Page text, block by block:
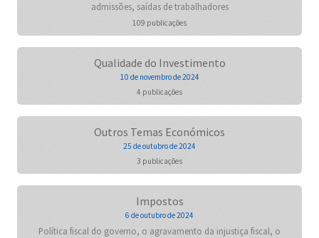
admissões, saídas de trabalhadores
109 publicações
Qualidade do Investimento
10 de novembro de 2024
4 publicações
Outros Temas Económicos
25 de outubro de 2024
3 publicações
Impostos
6 de outubro de 2024
Política fiscal do governo, o agravamento da injustiça fiscal, o